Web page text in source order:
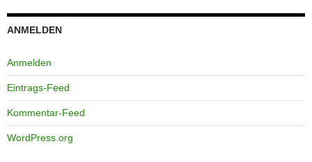
ANMELDEN
Anmelden
Eintrags-Feed
Kommentar-Feed
WordPress.org